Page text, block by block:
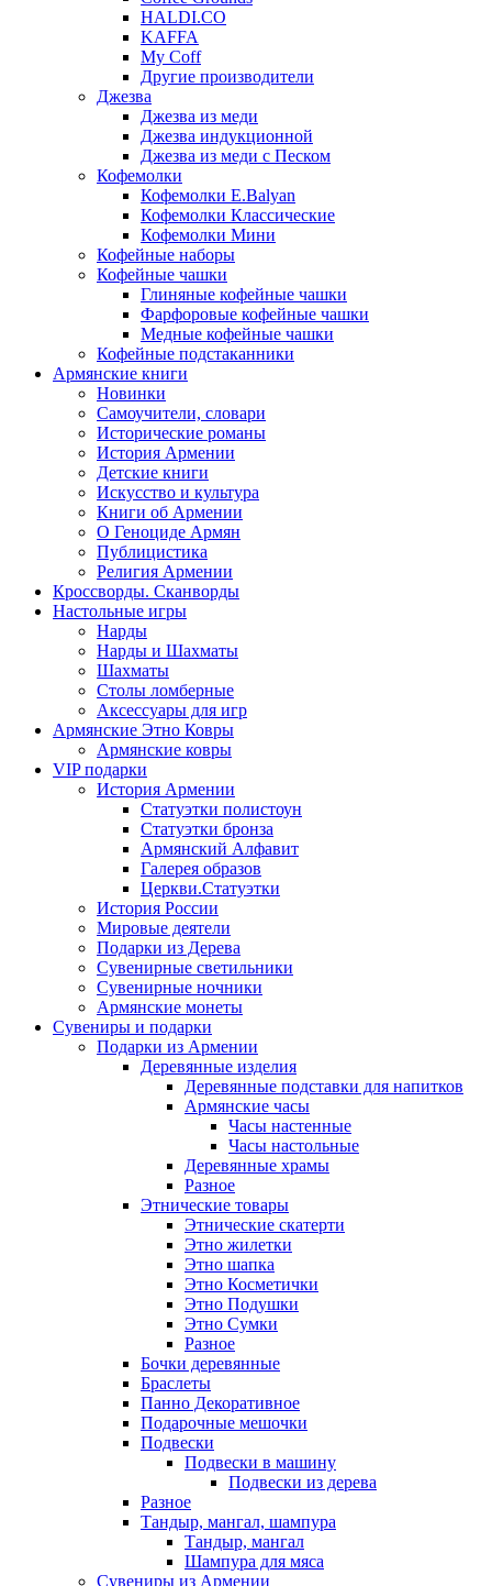
HALDI.CO
KAFFA
My Coff
Другие производители
Джезва
Джезва из меди
Джезва индукционной
Джезва из меди с Песком
Кофемолки
Кофемолки E.Balyan
Кофемолки Классические
Кофемолки Мини
Кофейные наборы
Кофейные чашки
Глиняные кофейные чашки
Фарфоровые кофейные чашки
Медные кофейные чашки
Кофейные подстаканники
Армянские книги
Новинки
Самоучители, словари
Исторические романы
История Армении
Детские книги
Иcкусство и культура
Книги об Армении
О Геноциде Армян
Публицистика
Религия Армении
Кроссворды. Сканворды
Настольные игры
Нарды
Нарды и Шахматы
Шахматы
Столы ломберные
Аксессуары для игр
Армянские Этно Ковры
Армянские ковры
VIP подарки
История Армении
Статуэтки полистоун
Статуэтки бронза
Армянский Алфавит
Галерея образов
Церкви.Статуэтки
История России
Мировые деятели
Подарки из Дерева
Сувенирные светильники
Сувенирные ночники
Армянские монеты
Сувениры и подарки
Подарки из Армении
Деревянные изделия
Деревянные подставки для напитков
Армянские часы
Часы настенные
Часы настольные
Деревянные храмы
Разное
Этнические товары
Этнические скатерти
Этно жилетки
Этно шапка
Этно Косметички
Этно Подушки
Этно Сумки
Разное
Бочки деревянные
Браслеты
Панно Декоративное
Подарочные мешочки
Подвески
Подвески в машину
Подвески из дерева
Разное
Тандыр, мангал, шампура
Тандыр, мангал
Шампура для мяса
Сувениры из Армении